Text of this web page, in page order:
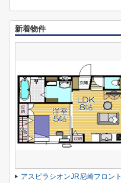
新着物件
アスピラシオンJR尼崎フロント